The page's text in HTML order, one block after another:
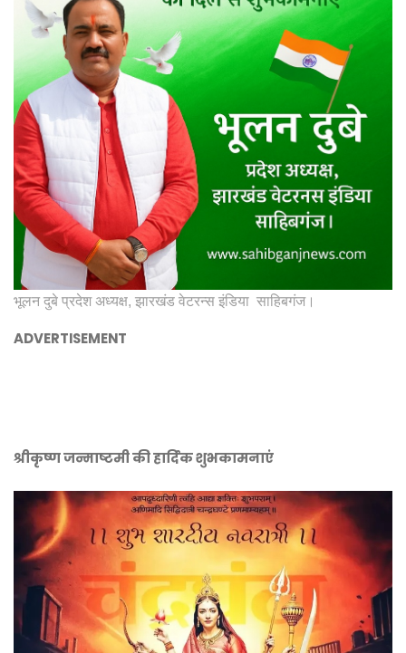
भूलन दुबे प्रदेश अध्यक्ष, झारखंड वेटरन्स इंडिया साहिबगंज।
ADVERTISEMENT
श्रीकृष्ण जन्माष्टमी की हार्दिक शुभकामनाएं